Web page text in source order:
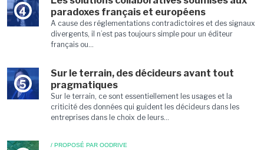
4
paradoxes français et européens
A cause des réglementations contradictoires et des signaux
divergents, il n’est pas toujours simple pour un éditeur
français ou...
5
Sur le terrain, des décideurs avant tout
pragmatiques
Sur le terrain, ce sont essentiellement les usages et la
criticité des données qui guident les décideurs dans les
entreprises dans le choix de leurs...
/ PROPOSÉ PAR OODRIVE